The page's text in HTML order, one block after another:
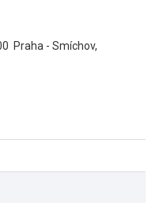
Praha - Smíchov,